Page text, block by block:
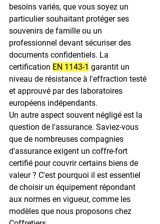
besoins variés, que vous soyez un
particulier souhaitant protéger ses
souvenirs de famille ou un
professionnel devant sécuriser des
documents confidentiels. La
certification EN 1143-1 garantit un
niveau de résistance à l'effraction testé
et approuvé par des laboratoires
européens indépendants.
Un autre aspect souvent négligé est la
question de l'assurance. Saviez-vous
que de nombreuses compagnies
d'assurance exigent un coffre-fort
certifié pour couvrir certains biens de
valeur ? C'est pourquoi il est essentiel
de choisir un équipement répondant
aux normes en vigueur, comme les
modèles que nous proposons chez